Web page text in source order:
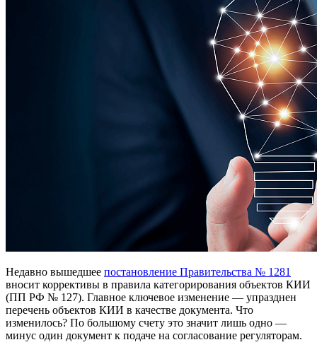
Недавно вышедшее постановление Правительства № 1281
вносит коррективы в правила категорирования объектов КИИ
(ПП РФ № 127). Главное ключевое изменение — упразднен
перечень объектов КИИ в качестве документа. Что
изменилось? По большому счету это значит лишь одно —
минус один документ к подаче на согласование регуляторам.